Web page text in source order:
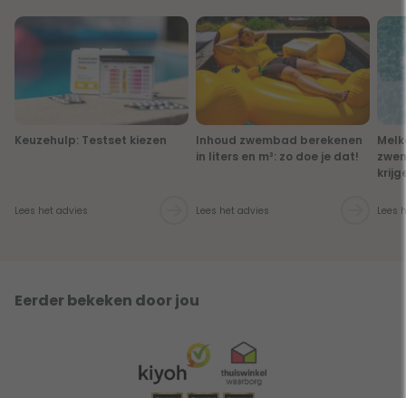
Keuzehulp: Testset kiezen
Lees het advies
Inhoud zwembad berekenen
in liters en m³: zo doe je dat!
Lees het advies Lees
Eerder bekeken door jou